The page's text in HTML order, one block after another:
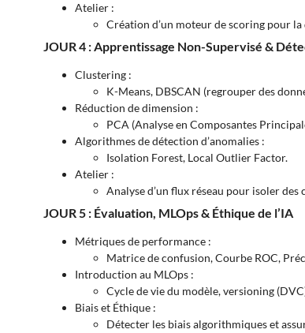
Atelier :
Création d’un moteur de scoring pour
JOUR 4 : Apprentissage Non-Supervisé &
Clustering :
K-Means, DBSCAN (regrouper des
Réduction de dimension :
PCA (Analyse en Composantes
Algorithmes de détection d’anomalies :
Isolation Forest, Local Outlier Factor.
Atelier :
Analyse d’un flux réseau pour isoler
JOUR 5 : Évaluation, MLOps & Éthique de l’IA
Métriques de performance :
Matrice de confusion, Courbe ROC,
Introduction au MLOps :
Cycle de vie du modèle, versioning
Biais et Éthique :
Détecter les biais algorithmiques et